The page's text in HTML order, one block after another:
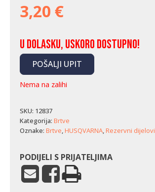
3,20 €
U dolasku, uskoro dostupno!
POŠALJI UPIT
Nema na zalihi
SKU: 12837
Kategorija: Brtve
Oznake: Brtve,HUSQVARNA,Rezervni dijelovi
PODIJELI S PRIJATELJIMA